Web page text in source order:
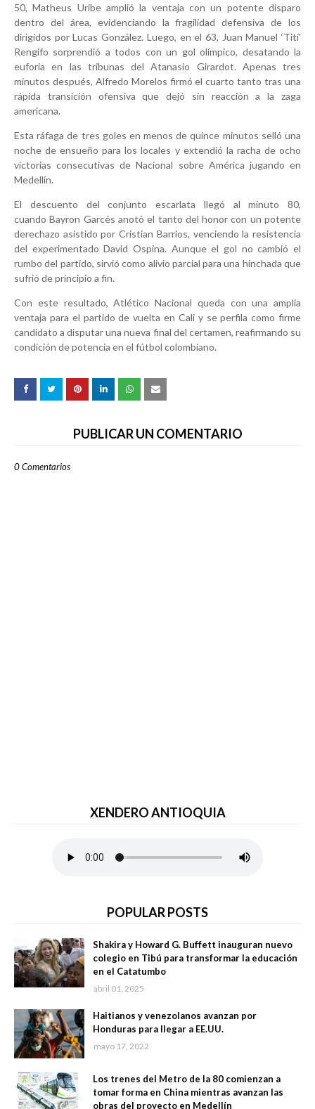
50,Matheus Uribeamplió la ventaja con un potente disparo
dentro del área, evidenciando la fragilidad defensiva de los
dirigidos porLucas González. Luego, en el 63, Juan Manuel ‘Tití’
Rengifo sorprendió a todos con un gol olímpico, desatando la
euforia en las tribunas del Atanasio Girardot. Apenas tres
minutos después, Alfredo Morelos firmó el cuarto tanto tras una
rápida transición ofensiva que dejó sin reacción a la zaga
americana.
Esta ráfaga de tres goles en menos de quince minutos selló una
noche de ensueño para los locales y extendió la racha de ocho
victorias consecutivas de Nacional sobre América jugando en
Medellín.
El descuento del conjunto escarlata llegó al minuto 80,
cuandoBayron Garcés anotó el tanto del honor con un potente
derechazo asistido porCristian Barrios, venciendo la resistencia
del experimentadoDavid Ospina. Aunque el gol no cambió el
rumbo del partido, sirvió como alivio parcial para una hinchada que
sufrió de principio a fin.
Con este resultado, Atlético Nacional queda con una amplia
ventaja para el partido de vuelta en Cali y se perfila como firme
candidato a disputar una nueva final del certamen, reafirmando su
condición de potencia en el fútbol colombiano.
PUBLICAR UN COMENTARIO
0 Comentarios
XENDERO ANTIOQUIA
POPULAR POSTS
Shakira y Howard G. Buffett inauguran nuevo
colegio en Tibú para transformar la educación
en el Catatumbo
abril 01, 2025
Haitianos y venezolanos avanzan por
Honduras para llegar a EE.UU.
mayo 17, 2022
Los trenes del Metro de la 80 comienzan a
tomar forma en China mientras avanzan las
obras del proyecto en Medellín